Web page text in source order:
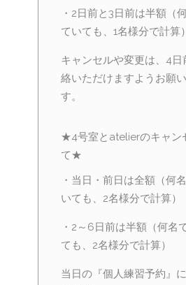
・2日前と3日前は半額（
ていても、1名様分で計算）
キャンセルや変更は、4日
絡いただけますようお願
す。
★4号室とatelierのキャン
て★
・当日・前日は全額（何
いても、2名様分で計算）
・2～6日前は半額（何名
ても、2名様分で計算）
当日の『個人練習予約』